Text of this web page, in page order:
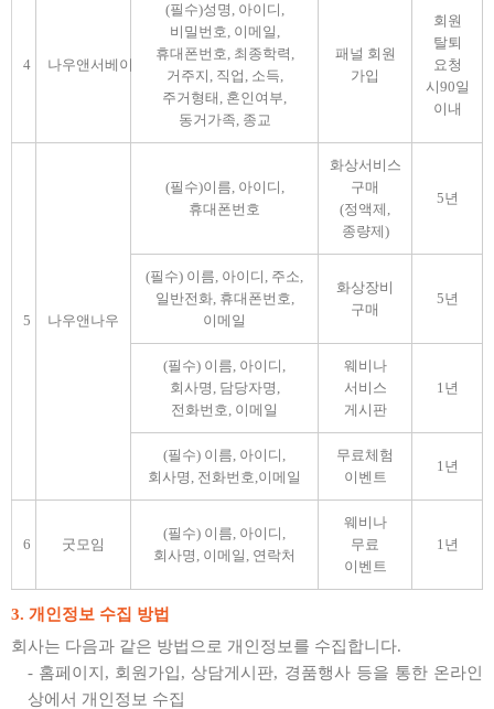
4 나우앤서베이
(필수)성명, 아이디,
비밀번호, 이메일,
휴대폰번호, 최종학력,
거주지, 직업, 소득,
주거형태, 혼인여부,
동거가족, 종교
패널 회원
가입
회원
탈퇴
요청
시90일
이내
5 나우앤나우
(필수)이름, 아이디,
휴대폰번호
화상서비스
구매
(정액제,
종량제)
5년
(필수) 이름, 아이디, 주소,
일반전화, 휴대폰번호,
이메일
화상장비
구매
5년
(필수) 이름, 아이디,
회사명, 담당자명,
전화번호, 이메일
웨비나
서비스
게시판
1년
(필수) 이름, 아이디,
회사명, 전화번호,이메일
무료체험
이벤트
1년
6 굿모임
(필수) 이름, 아이디,
회사명, 이메일, 연락처
웨비나
무료
이벤트
1년
3. 개인정보 수집 방법
회사는 다음과 같은 방법으로 개인정보를 수집합니다.
- 홈페이지, 회원가입, 상담게시판, 경품행사 등을 통한 온라인
상에서 개인정보 수집